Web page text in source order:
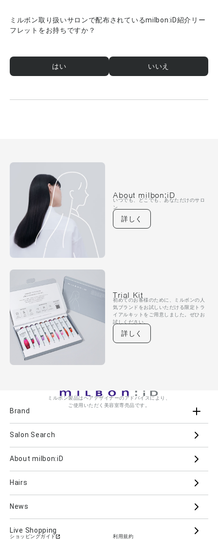
ミルボン取り扱いサロンで配布されているmilbon:iD紹介リー
フレットをお持ちですか？
はい いいえ
About milbon:iD
いつでも、どこでも、あなただけのサロ
ン
詳しく
Trial Kit
初めてのお客様のために、ミルボンの人
気ブランドをお試しいただける限定トラ
イアルキットをご用意しました。ぜひお
試しください。
詳しく
ミルボン製品はヘアデザイナーのアドバイスにより、
ご使用いただく美容室専売品です。
Brand
Aujua milbon
PJOLI
Salon Search
About milbon:iD
Hairs
News
Live Shopping
ショッピングガイド 利用規約